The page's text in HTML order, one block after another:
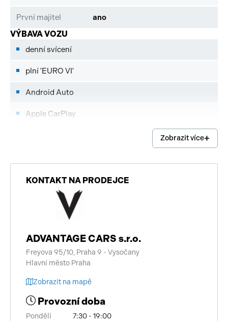
První majitel ano
VÝBAVA VOZU
denní svícení
plní 'EURO VI'
Android Auto
Apple CarPlay
digitální příjem rádia (DAB)
vyhřívaná zrcátka
bezklíčové startování
bezklíčové odemykání
senzor tlaku v pneumatikách
sledování únavy řidiče
elektronická ruční brzda
Zobrazit více
KONTAKT NA PRODEJCE
ADVANTAGE CARS s.r.o.
Freyova 95/10, Praha 9 - Vysočany
Hlavní město Praha
Zobrazit na mapě
Provozní doba
Pondělí
7:30 - 19:00